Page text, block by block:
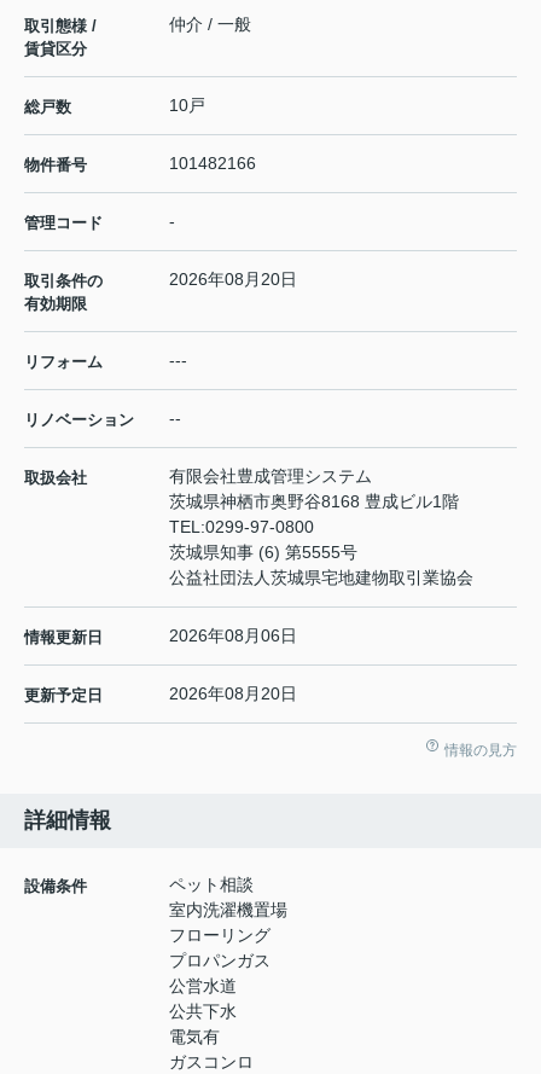
取引態様 /
賃貸区分
仲介 / 一般
総戸数 10戸
物件番号 101482166
管理コード -
取引条件の
有効期限
2026年08月20日
リフォーム ---
リノベーション --
取扱会社
有限会社豊成管理システム
茨城県神栖市奥野谷8168 豊成ビル1階
TEL:0299-97-0800
茨城県知事 (6) 第5555号
公益社団法人茨城県宅地建物取引業協会
情報更新日 2026年08月06日
更新予定日 2026年08月20日
情報の見方
詳細情報
設備条件
ペット相談
室内洗濯機置場
フローリング
プロパンガス
公営水道
公共下水
電気有
ガスコンロ